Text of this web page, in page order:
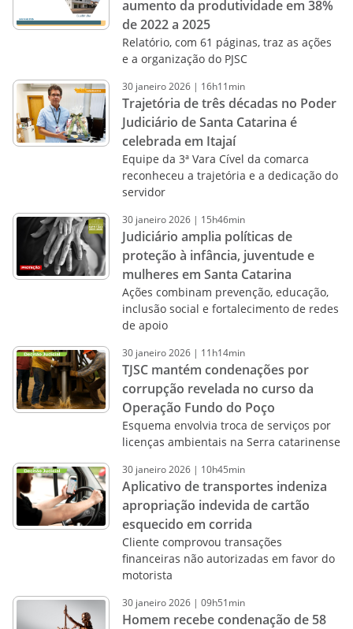
aumento da produtividade em 38%
de 2022 a 2025
Relatório, com 61 páginas, traz as ações
e a organização do PJSC
30 janeiro2026 | 16h11min
Trajetória de três décadas no Poder
Judiciário de Santa Catarina é
celebrada em Itajaí
Equipe da 3ª Vara Cível da comarca
reconheceu a trajetória e a dedicação do
servidor
30 janeiro2026 | 15h46min
Judiciário amplia políticas de
proteção à infância, juventude e
mulheres em Santa Catarina
Ações combinam prevenção, educação,
inclusão social e fortalecimento de redes
de apoio
30 janeiro2026 | 11h14min
TJSC mantém condenações por
corrupção revelada no curso da
Operação Fundo do Poço
Esquema envolvia troca de serviços por
licenças ambientais na Serra catarinense
30 janeiro2026 | 10h45min
Aplicativo de transportes indeniza
apropriação indevida de cartão
esquecido em corrida
Cliente comprovou transações
financeiras não autorizadas em favor do
motorista
30 janeiro2026 | 09h51min
Homem recebe condenação de 58